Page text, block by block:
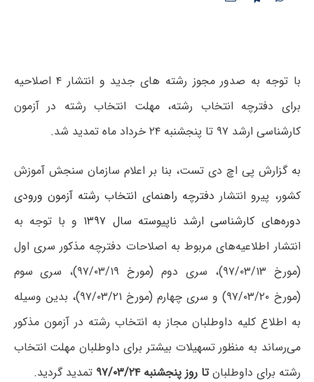
با توجه به صدور مجوز رشته های جدید و انتشار ۴ اصلاحیه
برای دفترچه انتخاب رشته، مهلت انتخاب رشته در آزمون
کارشناسی ارشد ۹۷ تا پنجشنبه ۲۴ خرداد ماه تمدید شد.
به گزارش پی اچ دی تست، بنا بر اعلام سازمان سنجش آموزش
کشور، پیرو انتشار دفترچه راهنمای انتخاب رشته آزمون ورودی
دوره‌های کارشناسی ارشد ناپیوسته سال ۱۳۹۷
و با توجه به
انتشار اطلاعیه‌های مربوط به اصلاحات دفترچه مذکور سری اول
(مورخ ۹۷/۰۳/۱۳)، سری دوم (مورخ ۹۷/۰۳/۱۹)، سری سوم
(مورخ ۹۷/۰۳/۲۰) و سری چهارم (مورخ ۹۷/۰۳/۲۱)، بدین وسیله
به اطلاع کلیه داوطلبان مجاز به انتخاب رشته در آزمون مذکور
می‌رساند به منظور تسهیلات بیشتر برای داوطلبان مهلت انتخاب
رشته برای داوطلبانتا روز پنجشنبه ۹۷/۰۳/۲۴ تمدید ‌گردید.